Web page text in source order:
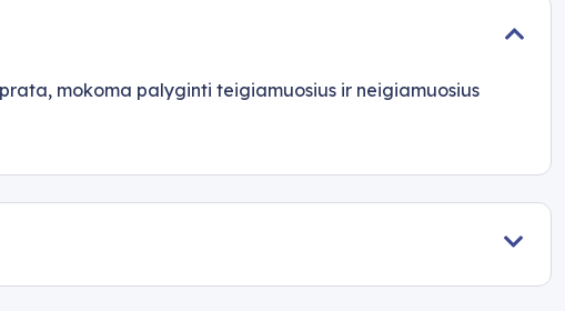
mokoma palyginti teigiamuosius ir neigiamuosius